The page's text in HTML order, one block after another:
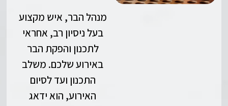
מנהל הבר, איש מקצוע
בעל ניסיון רב, אחראי
לתכנון והפקת הבר
באירוע שלכם. משלב
התכנון ועד לסיום
האירוע, הוא ידאג